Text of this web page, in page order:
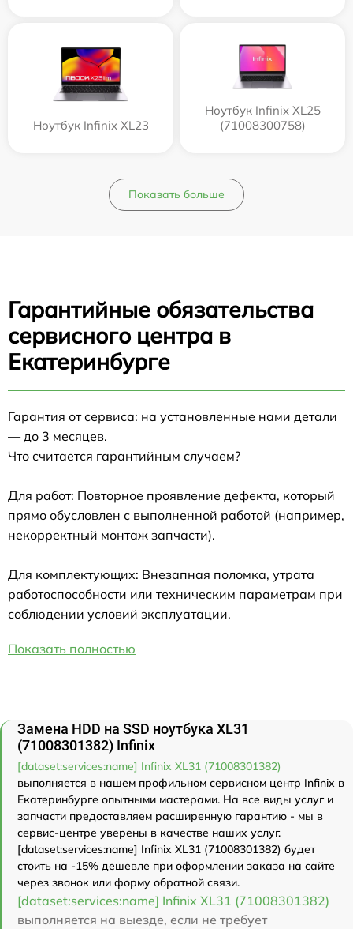
Ноутбук Infinix XL23
Ноутбук Infinix XL25
(71008300758)
Показать больше
Гарантийные обязательства
сервисного центра в
Екатеринбурге
Гарантия от сервиса: на установленные нами детали
— до 3 месяцев.
Что считается гарантийным случаем?
Для работ: Повторное проявление дефекта, который
прямо обусловлен с выполненной работой (например,
некорректный монтаж запчасти).
Для комплектующих: Внезапная поломка, утрата
работоспособности или техническим параметрам при
соблюдении условий эксплуатации.
Показать полностью
Замена HDD на SSD ноутбука XL31
(71008301382) Infinix
[dataset:services:name] Infinix XL31 (71008301382)
выполняется в нашем профильном сервисном центр Infinix в
Екатеринбурге опытными мастерами. На все виды услуг и
запчасти предоставляем расширенную гарантию - мы в
сервис-центре уверены в качестве наших услуг.
[dataset:services:name] Infinix XL31 (71008301382) будет
стоить на -15% дешевле при оформлении заказа на сайте
через звонок или форму обратной связи.
[dataset:services:name] Infinix XL31 (71008301382)
выполняется на выезде, если не требует